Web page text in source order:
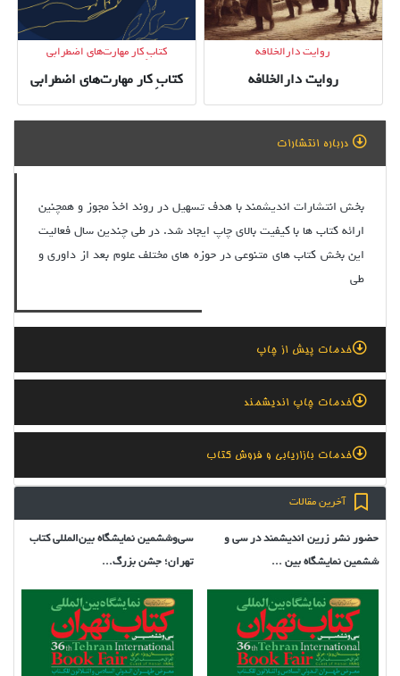
انسان کامل در رساندن فرد و جامعه
به تمدن متعالی» منتشر شد.
چاپ چهاردهم "کشف‌المحجوب"
منتشر شد.
ابوالحسین علی بن عثمان هجیوری
کتابِ کار مهارت‌های اضطرابی
کتابِ کار مهارت‌های اضطرابی
روایت دارالخلافه
روایت دارالخلافه
درباره انتشارات
بخش انتشارات اندیشمند با هدف تسهیل در روند اخذ مجوز و همچنین
ارائه کتاب ها با کیفیت بالای چاپ ایجاد شد. در طی چندین سال فعالیت
این بخش کتاب های متنوعی در حوزه های مختلف علوم بعد از داوری و
طی
خدمات پیش از چاپ
خدمات چاپ اندیشمند
خدمات بازاریابی و فروش کتاب
آخرین مقالات
حضور نشر زرین اندیشمند در سی و
ششمین نمایشگاه بین ...
سی‌وششمین نمایشگاه بین‌المللی کتاب
تهران؛ جشن بزرگ...